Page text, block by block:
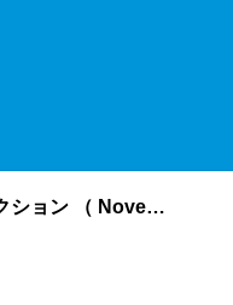
フィクション （ Novel ） あいうえお順